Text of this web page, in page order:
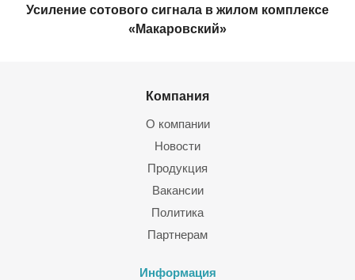
Усиление сотового сигнала в жилом комплексе
«Макаровский»
Компания
О компании
Новости
Продукция
Вакансии
Политика
Партнерам
Информация